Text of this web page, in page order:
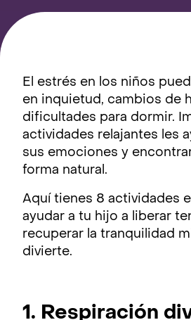
El estrés en los niños
en inquietud, cambios de
dificultades para dormir.
actividades relajantes les
sus emociones y
forma natural.
Aquí tienes 8 actividades
ayudar a tu hijo a liberar
recuperar la tranquilidad
divierte.
1. Respiración